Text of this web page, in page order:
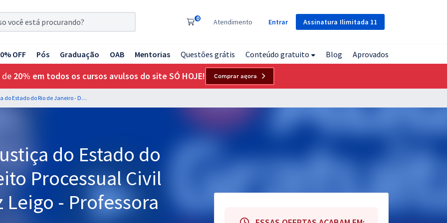
Assinatura Ilimitada 11
0 Atendimento Entrar
OFF Pós Graduação OAB Mentorias Questões grátis Conteúdo gratuito Blog Aprovados
de 20% em todos os cursos avulsos do site SÓ HOJE! Comprar agora
TJ RJ - Tribunal de Justiça do Estado do Rio de Janeiro - Direito Processual Civil para o Cargo de Juiz Leigo - Professora Lídia Marangon
do Estado do
Processual Civil
Leigo - Professora